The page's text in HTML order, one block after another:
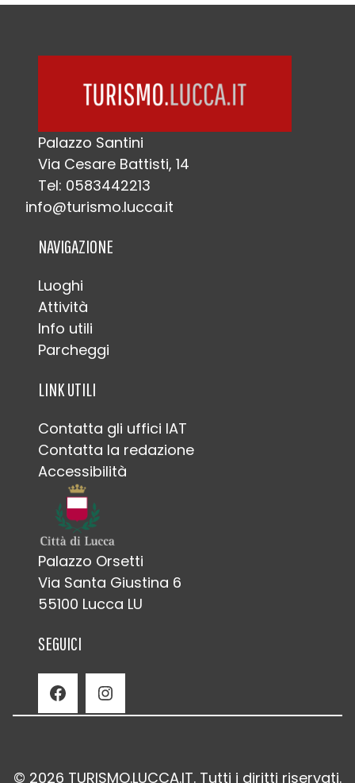
Palazzo Santini
Via Cesare Battisti, 14
Tel: 0583442213
info@turismo.lucca.it
NAVIGAZIONE
Luoghi
Attività
Info utili
Parcheggi
LINK UTILI
Contatta gli uffici IAT
Contatta la redazione
Accessibilità
Palazzo Orsetti
Via Santa Giustina 6
55100 Lucca LU
SEGUICI
Facebook Instagram
© 2026 TURISMO.LUCCA.IT. Tutti i diritti riservati.